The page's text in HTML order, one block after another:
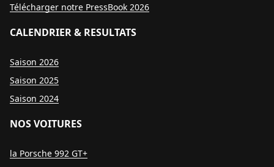
Télécharger notre PressBook 2026
CALENDRIER & RESULTATS
Saison 2026
Saison 2025
Saison 2024
NOS VOITURES
la Porsche 992 GT+